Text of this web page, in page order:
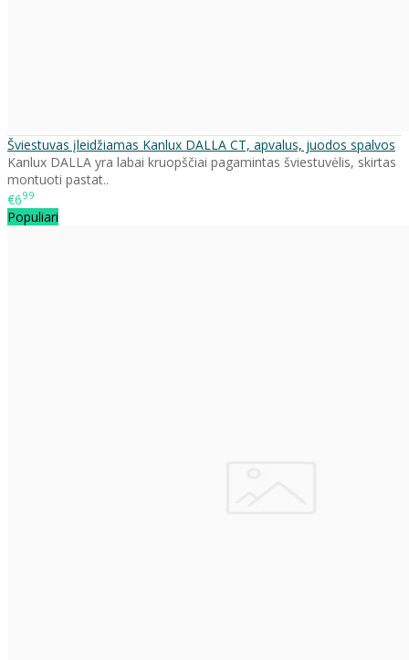
Šviestuvas įleidžiamas Kanlux DALLA CT, apvalus, juodos spalvos
Kanlux DALLA yra labai kruopščiai pagamintas šviestuvėlis, skirtas
montuoti pastat..
€699
Populiari